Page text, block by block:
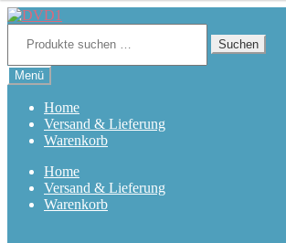
Zur
springen
Zum
springen
nach:
Suchen
Menü
Home
Versand & Lieferung
Warenkorb
Home
Versand & Lieferung
Warenkorb